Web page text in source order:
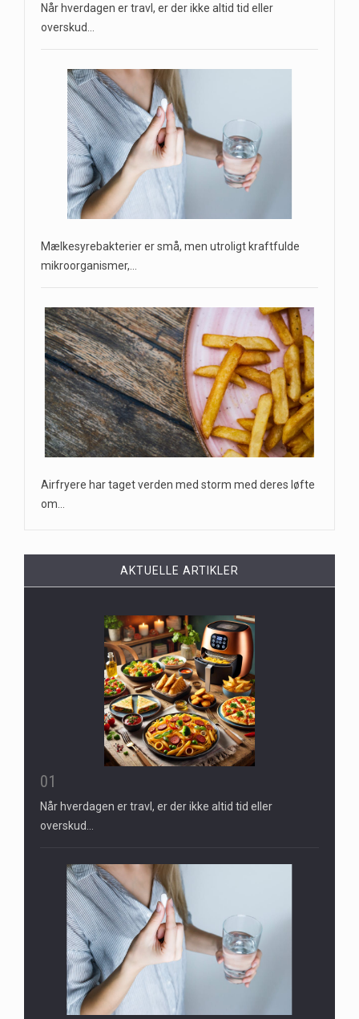
Når hverdagen er travl, er der ikke altid tid eller
overskud…
Mælkesyrebakterier er små, men utroligt kraftfulde
mikroorganismer,…
Airfryere har taget verden med storm med deres løfte
om…
AKTUELLE ARTIKLER
01
Når hverdagen er travl, er der ikke altid tid eller
overskud…